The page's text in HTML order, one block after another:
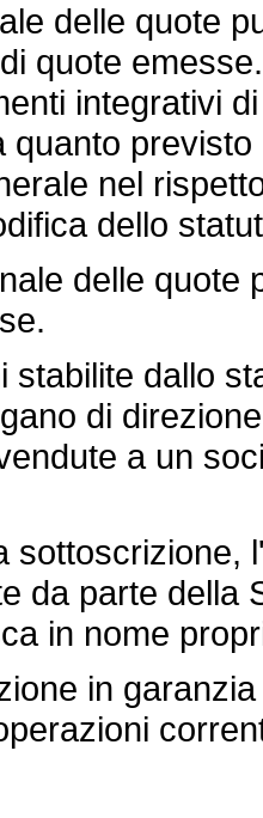
delle quote
quote
integrativi
quanto
nel
dello
delle quote
stabilite dallo
di
a un
sottoscrizione,
da parte della
in nome
in